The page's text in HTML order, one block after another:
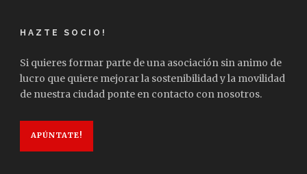
HAZTE SOCIO!
Si quieres formar parte de una asociación sin animo de
lucro que quiere mejorar la sostenibilidad y la movilidad
de nuestra ciudad ponte en contacto con nosotros.
APÚNTATE!